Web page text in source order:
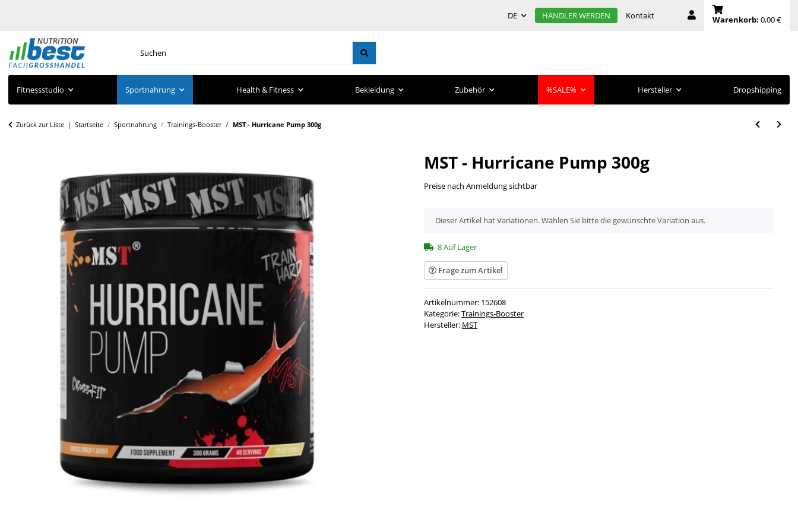
DE HÄNDLER WERDEN Kontakt Warenkorb: 0,00 €
Fitnessstudio Sportnahrung Health & Fitness Bekleidung Zubehör %SALE% Hersteller Dropshipping
Zurück zur Liste Startseite Sportnahrung Trainings-Booster MST - Hurricane Pump 300g
MST - Hurricane Pump 300g
Preise nach Anmeldung sichtbar
x
Dieser Artikel hat Variationen. Wählen Sie bitte die gewünschte Variation aus.
8 Auf Lager
Frage zum Artikel
Artikelnummer: 152608
Kategorie:Trainings-Booster
Hersteller: MST